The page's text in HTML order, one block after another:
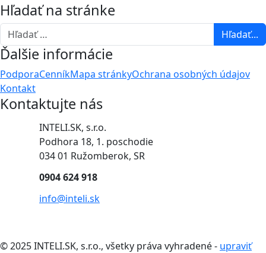
Hľadať na stránke
Hľadať... Hľadať...
Ďalšie informácie
PodporaCenníkMapa stránkyOchrana osobných údajov
Kontakt
Kontaktujte nás
INTELI.SK, s.r.o.
Podhora 18, 1. poschodie
034 01 Ružomberok, SR
0904 624 918
info@inteli.sk
© 2025 INTELI.SK, s.r.o., všetky práva vyhradené - upraviť